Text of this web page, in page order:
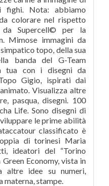
fighi. Nota: abbiamo
colorare nel rispetto
Supercell© per la
Mimose immagini da
topo, della sua
banda del G-Team
tua con i disegni da
Gigio, ispirati dai
Visualizza altre
pasqua, disegni. 100
Life. Sono disegni di
le prime abilità
classificato è
di torinesi Maria
ideatori del “Torino
Economy, vista in
altre idee su numeri,
materna, stampe.